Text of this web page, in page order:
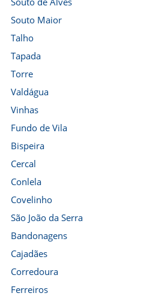
Souto Maior
Talho
Tapada
Torre
Valdágua
Vinhas
Fundo de Vila
Bispeira
Cercal
Conlela
Covelinho
São João da Serra
Bandonagens
Cajadães
Corredoura
Ferreiros